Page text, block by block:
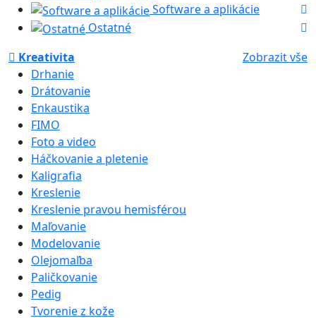
Software a aplikácie
Ostatné
Kreativita
Zobrazit vše
Drhanie
Drátovanie
Enkaustika
FIMO
Foto a video
Háčkovanie a pletenie
Kaligrafia
Kreslenie
Kreslenie pravou hemisférou
Maľovanie
Modelovanie
Olejomaľba
Paličkovanie
Pedig
Tvorenie z kože